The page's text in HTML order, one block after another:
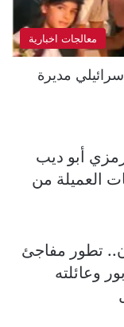
معالجات اخبارية
مديرة
أبو ديب
العميلة من
تطور مفاجئ
وعائلته